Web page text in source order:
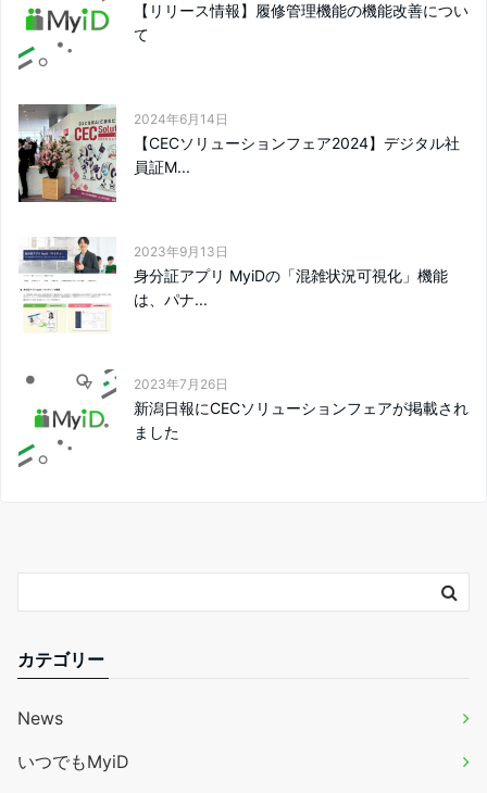
【リリース情報】履修管理機能の機能改善につい
て
2024年6月14日
【CECソリューションフェア2024】デジタル社
員証M...
2023年9月13日
身分証アプリ MyiDの「混雑状況可視化」機能
は、パナ...
2023年7月26日
新潟日報にCECソリューションフェアが掲載され
ました
カテゴリー
News
いつでもMyiD